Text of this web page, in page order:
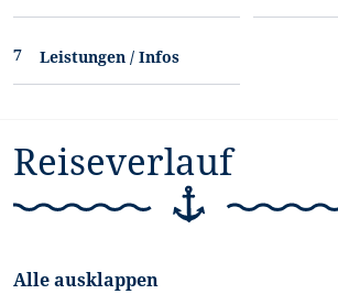
Leistungen / Infos
Reiseverlauf
Alle ausklappen